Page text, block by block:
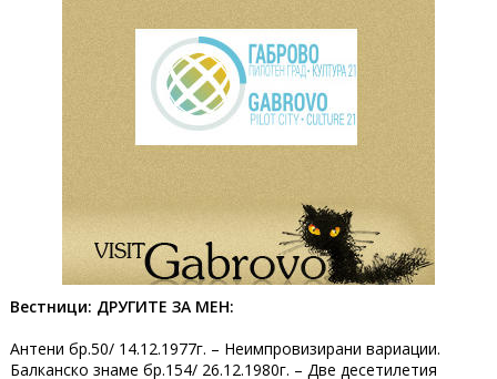
Вестници: ДРУГИТЕ ЗА МЕН:
Антени бр.50/ 14.12.1977г. – Неимпровизирани вариации.
Балканско знаме бр.154/ 26.12.1980г. – Две десетилетия